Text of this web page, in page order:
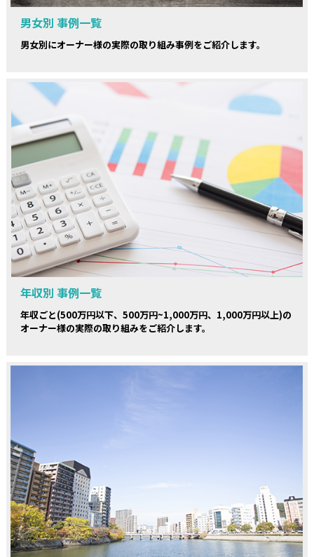
男女別 事例一覧
男女別にオーナー様の実際の取り組み事例をご紹介します。
年収別 事例一覧
年収ごと(500万円以下、500万円~1,000万円、1,000万円以上)の
オーナー様の実際の取り組みをご紹介します。